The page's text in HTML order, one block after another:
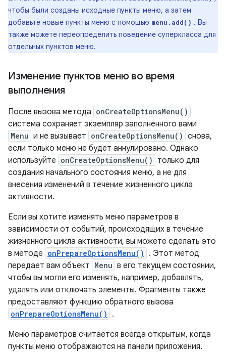
чтобы были созданы исходные пункты меню, а затем
добавьте новые пункты меню с помощью menu.add() . Вы
также можете переопределить поведение суперкласса для
отдельных пунктов меню.
Изменение пунктов меню во время
выполнения
После вызова метода onCreateOptionsMenu()
система сохраняет экземпляр заполненного вами
Menu и не вызывает onCreateOptionsMenu() снова,
если только меню не будет аннулировано. Однако
используйте onCreateOptionsMenu()
только для
создания начального состояния меню, а не для
внесения изменений в течение жизненного цикла
активности.
Если вы хотите изменять меню параметров в
зависимости от событий, происходящих в течение
жизненного цикла активности, вы можете сделать это
в методе onPrepareOptionsMenu()
. Этот метод
передает вам объект Menu в его текущем состоянии,
чтобы вы могли его изменять, например, добавлять,
удалять или отключать элементы. Фрагменты также
предоставляют функцию обратного вызова
onPrepareOptionsMenu()
.
Меню параметров считается всегда открытым, когда
пункты меню отображаются на панели приложения.